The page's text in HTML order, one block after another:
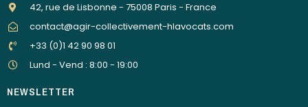
42, rue de Lisbonne - 75008 Paris - France
contact@agir-collectivement-hlavocats.com
+33 (0)1 42 90 98 01
Lund - Vend : 8:00 - 19:00
NEWSLETTER